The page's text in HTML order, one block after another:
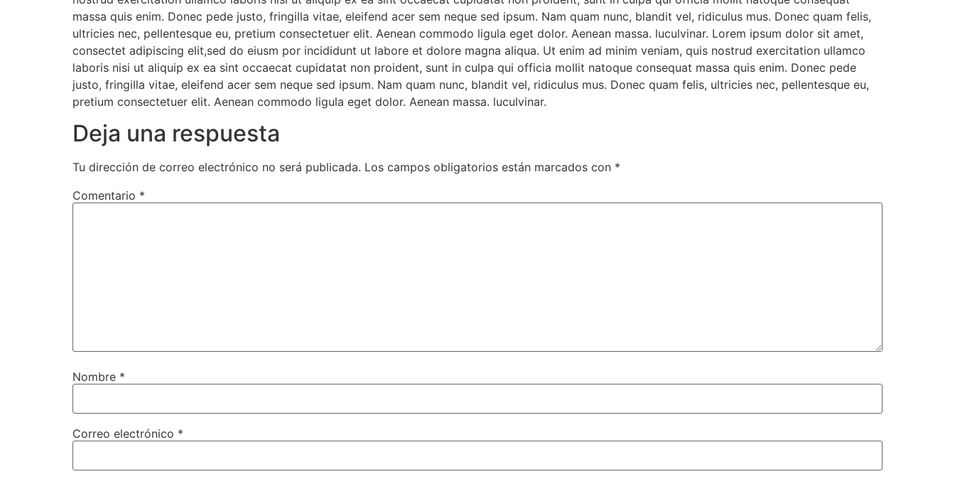
massa quis enim. Donec pede justo, fringilla vitae, eleifend acer sem neque sed ipsum. Nam quam nunc, blandit vel, ridiculus mus. Donec quam felis,
ultricies nec, pellentesque eu, pretium consectetuer elit. Aenean commodo ligula eget dolor. Aenean massa. luculvinar. Lorem ipsum dolor sit amet,
consectet adipiscing elit,sed do eiusm por incididunt ut labore et dolore magna aliqua. Ut enim ad minim veniam, quis nostrud exercitation ullamco
laboris nisi ut aliquip ex ea sint occaecat cupidatat non proident, sunt in culpa qui officia mollit natoque consequat massa quis enim. Donec pede
justo, fringilla vitae, eleifend acer sem neque sed ipsum. Nam quam nunc, blandit vel, ridiculus mus. Donec quam felis, ultricies nec, pellentesque eu,
pretium consectetuer elit. Aenean commodo ligula eget dolor. Aenean massa. luculvinar.
Deja una respuesta
Tu dirección de correo electrónico no será publicada. Los campos obligatorios están marcados con *
Comentario *
Nombre *
Correo electrónico *